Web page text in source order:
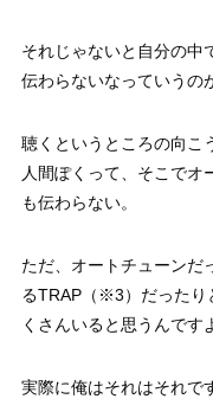
それじゃないと自分の中
伝わらないなっていうの
聴くというところの向こ
人間ぽくって、そこでオ
も伝わらない。
ただ、オートチューンだ
るTRAP（※3）だったり
くさんいると思うんです
実際に俺はそれはそれで